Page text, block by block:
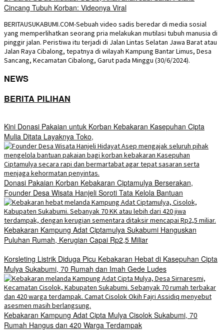
Cincang Tubuh Korban: Videonya Viral
BERITAUSUKABUMI.COM-Sebuah video sadis beredar di media sosial
yang memperlihatkan seorang pria melakukan mutilasi tubuh manusia di
pinggir jalan. Peristiwa itu terjadi di Jalan Lintas Selatan Jawa Barat atau
Jalan Raya Cibalong, tepatnya di wilayah Kampung Bantar Limus, Desa
Sancang, Kecamatan Cibalong, Garut pada Minggu (30/6/2024).
NEWS
BERITA PILIHAN
Kini Donasi Pakaian untuk Korban Kebakaran Kasepuhan Cipta
Mulia Ditata Layaknya Toko,
Donasi Pakaian Korban Kebakaran Ciptamulya Berserakan,
Founder Desa Wisata Hanjeli Soroti Tata Kelola Bantuan
Kebakaran Kampung Adat Ciptamulya Sukabumi Hanguskan
Puluhan Rumah, Kerugian Capai Rp2,5 Miliar
Korsleting Listrik Diduga Picu Kebakaran Hebat di Kasepuhan Cipta
Mulya Sukabumi, 70 Rumah dan Imah Gede Ludes
Kebakaran Kampung Adat Cipta Mulya Cisolok Sukabumi, 70
Rumah Hangus dan 420 Warga Terdampak